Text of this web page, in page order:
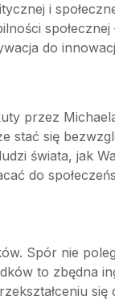
i
do
przez
stać się
świata, jak
do
Spór nie
to zbędna